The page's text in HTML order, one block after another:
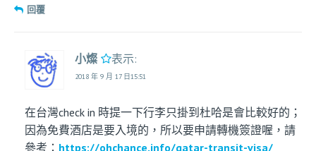
回覆
小燦 表示:
2018 年 9 月 17 日15:51
在台灣check in 時提一下行李只掛到杜哈是會比較好的；
因為免費酒店是要入境的，所以要申請轉機簽證喔，請
參考： https://ohchance.info/qatar-transit-visa/